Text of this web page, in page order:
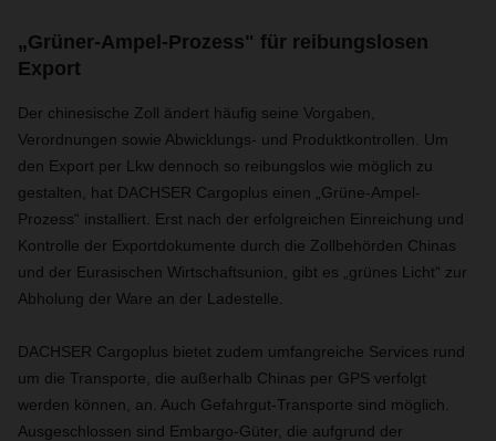
„Grüner-Ampel-Prozess" für reibungslosen
Export
Der chinesische Zoll ändert häufig seine Vorgaben,
Verordnungen sowie Abwicklungs- und Produktkontrollen. Um
den Export per Lkw dennoch so reibungslos wie möglich zu
gestalten, hat DACHSER Cargoplus einen „Grüne-Ampel-
Prozess“ installiert. Erst nach der erfolgreichen Einreichung und
Kontrolle der Exportdokumente durch die Zollbehörden Chinas
und der Eurasischen Wirtschaftsunion, gibt es „grünes Licht“ zur
Abholung der Ware an der Ladestelle.
DACHSER Cargoplus bietet zudem umfangreiche Services rund
um die Transporte, die außerhalb Chinas per GPS verfolgt
werden können, an. Auch Gefahrgut-Transporte sind möglich.
Ausgeschlossen sind Embargo-Güter, die aufgrund der